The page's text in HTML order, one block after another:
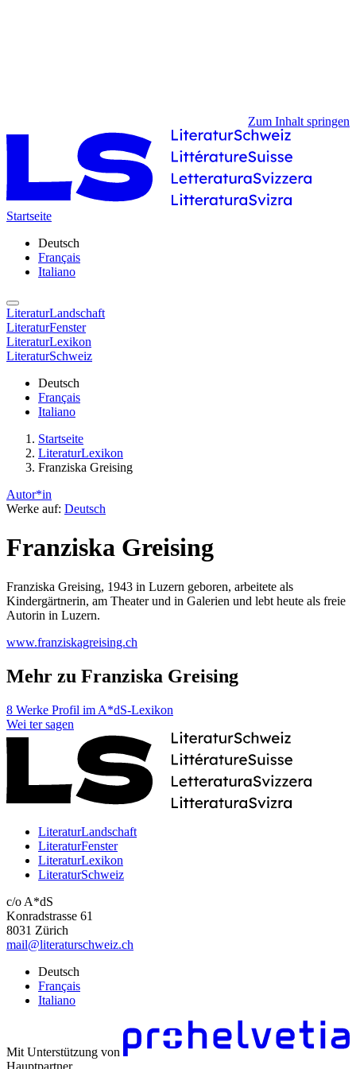
Zum Inhalt springen
Startseite
Deutsch
Français
Italiano
LiteraturLandschaft
LiteraturFenster
LiteraturLexikon
LiteraturSchweiz
Deutsch
Français
Italiano
Startseite
LiteraturLexikon
Franziska Greising
Autor*in
Werke auf: Deutsch
Franziska Greising
Franziska Greising, 1943 in Luzern geboren, arbeitete als
Kindergärtnerin, am Theater und in Galerien und lebt heute als freie
Autorin in Luzern.
www.franziskagreising.ch
Mehr zu Franziska Greising
8 Werke Profil im A*dS-Lexikon
Wei ter sagen
LiteraturLandschaft
LiteraturFenster
LiteraturLexikon
LiteraturSchweiz
c/o A*dS
Konradstrasse 61
8031 Zürich
mail@literaturschweiz.ch
Deutsch
Français
Italiano
Mit Unterstützung von
Hauptpartner